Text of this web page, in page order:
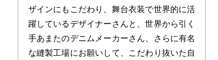
ザインにもこだわり、舞台衣装で世界的に活
躍しているデザイナーさんと、世界から引く
手あまたのデニムメーカーさん、さらに有名
な縫製工場にお願いして、こだわり抜いた自